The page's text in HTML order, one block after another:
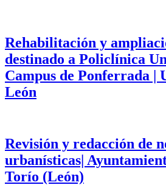
Rehabilitación y
destinado a Policlínica
Campus de Ponferrada |
León
Revisión y redacción de
urbanísticas|
Torío (León)